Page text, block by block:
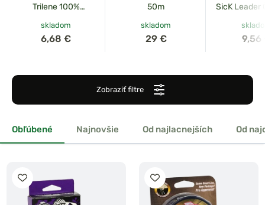
Trilene 100%
25m
skladom
6,68 €
50m
skladom
29 €
SicK Leader
9,56
Zobraziť filtre
Obľúbené Najnovšie Od najlacnejších Od